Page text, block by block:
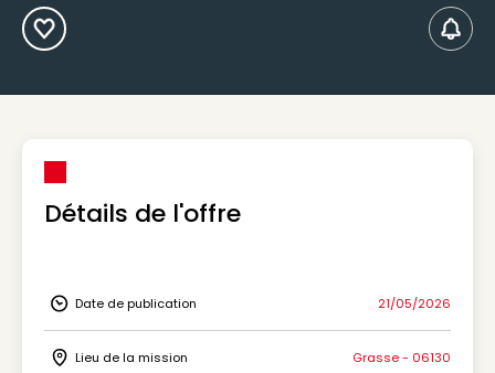
Ajouter aux Favoris
Détails de l'offre
Icon Date de publication
Date de publication 21/05/2026
Lieu de la mission Grasse - 06130